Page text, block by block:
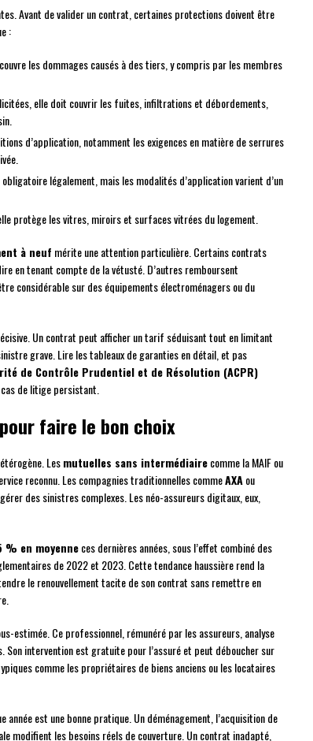
Avant de valider un contrat, certaines protections doivent être
:
les dommages causés à des tiers, y compris par les membres
elle doit couvrir les fuites, infiltrations et débordements,
d’application, notamment les exigences en matière de serrures
obligatoire légalement, mais les modalités d’application varient d’un
protège les vitres, miroirs et surfaces vitrées du logement.
à neuf mérite une attention particulière. Certains contrats
en tenant compte de la vétusté. D’autres remboursent
considérable sur des équipements électroménagers ou du
Un contrat peut afficher un tarif séduisant tout en limitant
grave. Lire les tableaux de garanties en détail, et pas
de Contrôle Prudentiel et de Résolution (ACPR)
de litige persistant.
faire le bon choix
Lesmutuelles sans intermédiairecomme la MAIF ou
reconnu. Les compagnies traditionnelles commeAXAou
des sinistres complexes. Les néo-assureurs digitaux, eux,
% en moyenneces dernières années, sous l’effet combiné des
de 2022 et 2023. Cette tendance haussière rend la
le renouvellement tacite de son contrat sans remettre en
estimée. Ce professionnel, rémunéré par les assureurs, analyse
intervention est gratuite pour l’assuré et peut déboucher sur
comme les propriétaires de biens anciens ou les locataires
est une bonne pratique. Un déménagement, l’acquisition de
modifient les besoins réels de couverture. Un contrat inadapté,